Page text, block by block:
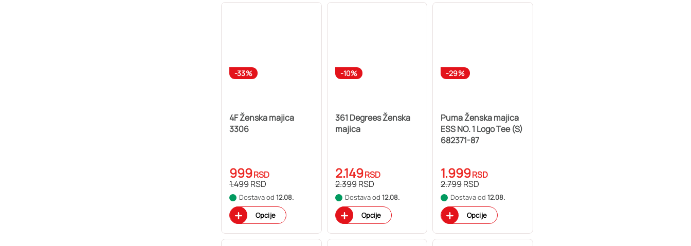
-33%
4F Ženska majica
3306
999RSD
1.499RSD
Dostava od 12.08.
Opcije
-10%
361 Degrees Ženska
majica
2.149RSD
2.399RSD
Dostava od 12.08.
Opcije
-29%
Puma Ženska majica
ESS NO. 1 Logo Tee (S)
682371-87
1.999RSD
2.799RSD
Dostava od 12.08.
Opcije